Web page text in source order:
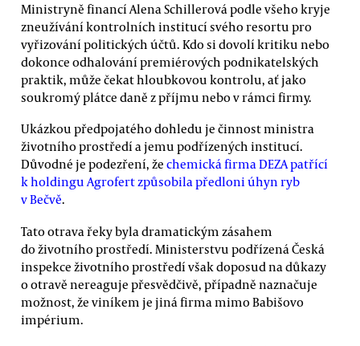
Ministryně financí Alena Schillerová podle všeho kryje
zneužívání kontrolních institucí svého resortu pro
vyřizování politických účtů. Kdo si dovolí kritiku nebo
dokonce odhalování premiérových podnikatelských
praktik, může čekat hloubkovou kontrolu, ať jako
soukromý plátce daně z příjmu nebo v rámci firmy.
Ukázkou předpojatého dohledu je činnost ministra
životního prostředí a jemu podřízených institucí.
Důvodné je podezření, že chemická firma DEZA patřící
k holdingu Agrofert způsobila předloni úhyn ryb
v Bečvě.
Tato otrava řeky byla dramatickým zásahem
do životního prostředí. Ministerstvu podřízená Česká
inspekce životního prostředí však doposud na důkazy
o otravě nereaguje přesvědčivě, případně naznačuje
možnost, že viníkem je jiná firma mimo Babišovo
impérium.